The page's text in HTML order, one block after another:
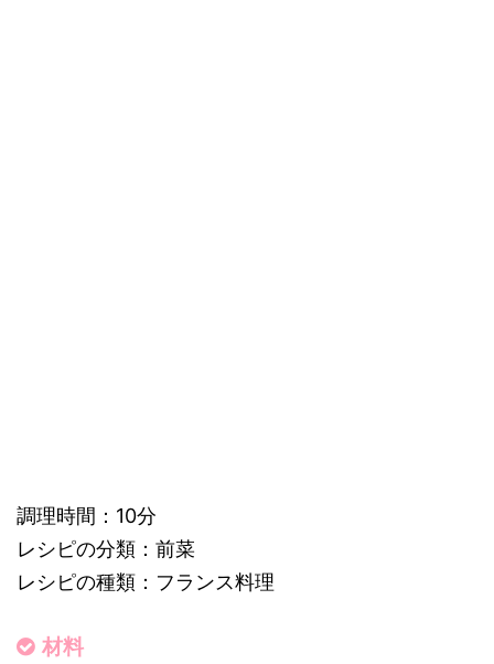
調理時間：10分
レシピの分類：前菜
レシピの種類：フランス料理
材料